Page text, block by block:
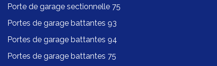
Porte de garage sectionnelle 75
Portes de garage battantes 93
Portes de garage battantes 94
Portes de garage battantes 75